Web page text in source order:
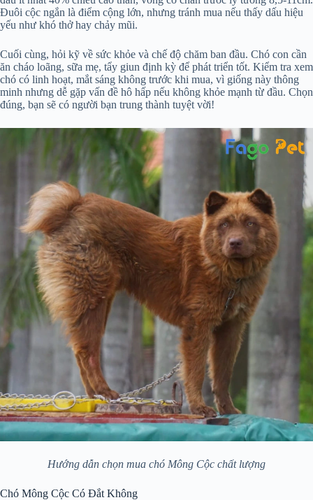
Đuôi cộc ngắn là điểm cộng lớn, nhưng tránh mua nếu thấy dấu hiệu
yếu như khó thở hay chảy mũi.
Cuối cùng, hỏi kỹ về sức khỏe và chế độ chăm ban đầu. Chó con cần
ăn cháo loãng, sữa mẹ, tẩy giun định kỳ để phát triển tốt. Kiểm tra xem
chó có linh hoạt, mắt sáng không trước khi mua, vì giống này thông
minh nhưng dễ gặp vấn đề hô hấp nếu không khỏe mạnh từ đầu. Chọn
đúng, bạn sẽ có người bạn trung thành tuyệt vời!
Hướng dẫn chọn mua chó Mông Cộc chất lượng
Chó Mông Cộc Có Đắt Không